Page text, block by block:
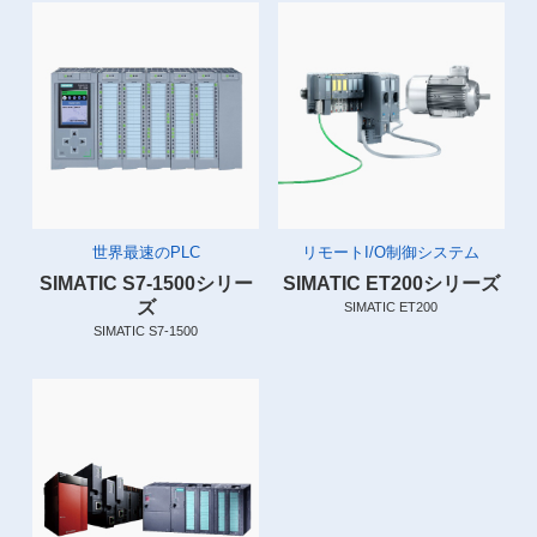
世界最速のPLC
SIMATIC S7-1500シリー
ズ
SIMATIC S7-1500
リモートI/O制御システム
SIMATIC ET200シリーズ
SIMATIC ET200